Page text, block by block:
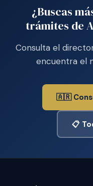
¿Buscas
trámites de
Consulta el
encuentra el
🇦🇷
📋